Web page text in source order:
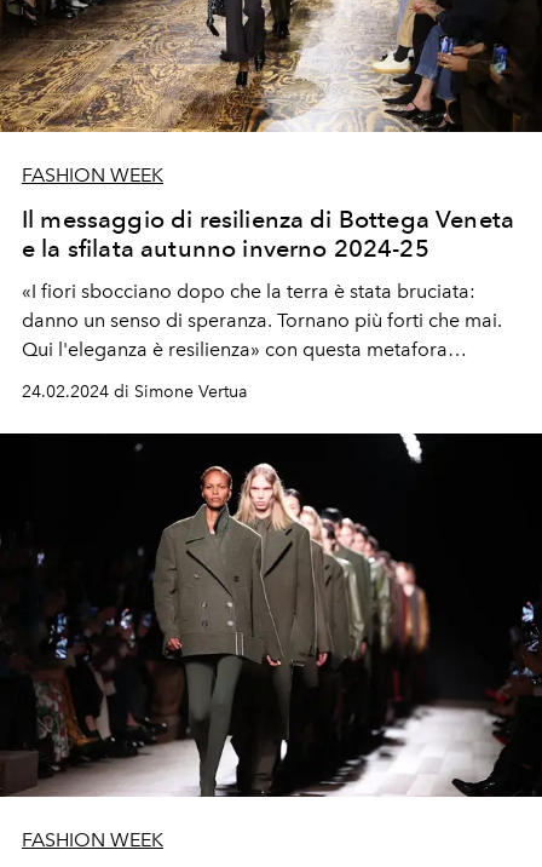
FASHION WEEK
Il messaggio di resilienza di Bottega Veneta
e la sfilata autunno inverno 2024-25
«I fiori sbocciano dopo che la terra è stata bruciata:
danno un senso di speranza. Tornano più forti che mai.
Qui l'eleganza è resilienza» con questa metafora
Week.
24.02.2024 di Simone Vertua
FASHION WEEK